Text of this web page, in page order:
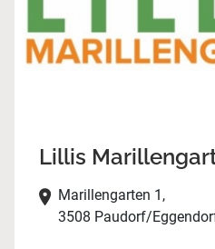
Lillis
Marillengarten 1,
3508 Paudorf/